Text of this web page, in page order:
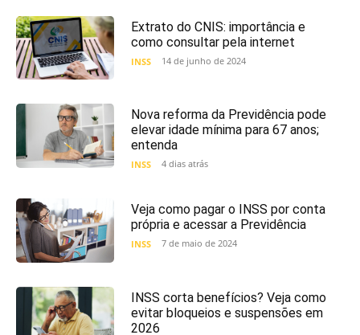
Extrato do CNIS: importância e
como consultar pela internet
INSS 14 de junho de 2024
Nova reforma da Previdência pode
elevar idade mínima para 67 anos;
entenda
INSS 4 dias atrás
Veja como pagar o INSS por conta
própria e acessar a Previdência
INSS 7 de maio de 2024
INSS corta benefícios? Veja como
evitar bloqueios e suspensões em
2026